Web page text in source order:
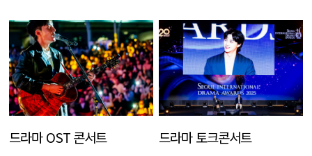
드라마 OST 콘서트 드라마 토크콘서트